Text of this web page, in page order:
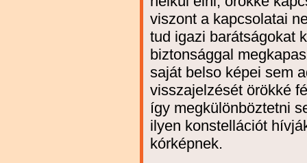
viszont a kapcsolatai
tud igazi barátságokat
biztonsággal
saját belso képei sem
visszajelzését örökké
így megkülönböztetni
ilyen konstellációt
kórképnek.